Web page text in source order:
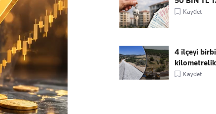
Kaydet
4 ilçeyi
kilometrelik
Kaydet